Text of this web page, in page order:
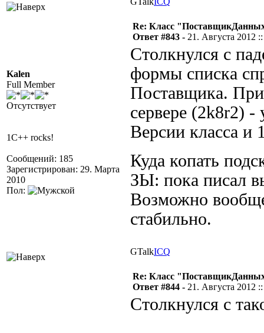
Kalen
Full Member
Отсутствует
1C++ rocks!
Сообщений: 185
Зарегистрирован: 29. Марта
2010
Пол:
Re: Класс
Ответ #843 - 21. Августа 2012
Столкнулся с
формы списка
Поставщика.
сервере (2k8r2)
Версии класса и
Куда копать
ЗЫ: пока писал
Возможно
стабильно.
GTalkICQ
Re: Класс
Ответ #844 - 21. Августа 2012
Столкнулся с